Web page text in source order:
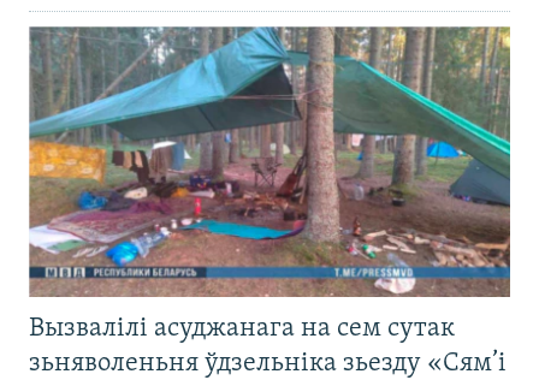
Вызвалілі асуджанага на сем сутак
зьняволеньня ўдзельніка зьезду «Сям’і